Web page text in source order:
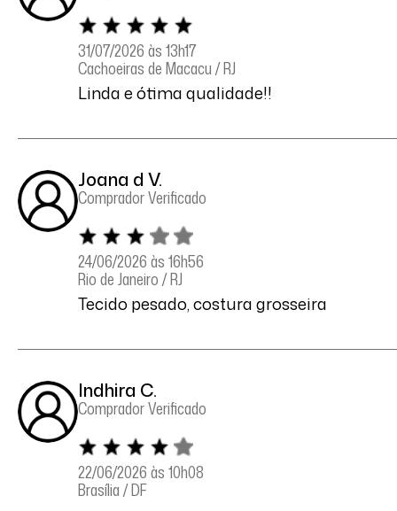
31/07/2026 às 13h17
Cachoeiras de Macacu / RJ
Linda e ótima qualidade!!
Joana d V.
Comprador Verificado
24/06/2026 às 16h56
Rio de Janeiro / RJ
Tecido pesado, costura grosseira
Indhira C.
Comprador Verificado
22/06/2026 às 10h08
Brasília / DF